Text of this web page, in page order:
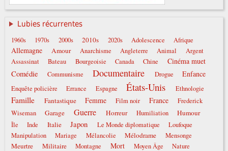
Lubies récurrentes
1960s 1970s 2000s 2010s 2020s Adolescence Afrique
Allemagne Amour Anarchisme Angleterre Animal
Argent
Assassinat
Bateau Bourgeoisie Canada Chine Cinéma muet
Comédie Communisme Documentaire Drogue Enfance
Enquête policière Errance Espagne États-Unis Ethnologie
Famille Fantastique Femme Film noir France
Frederick
Wiseman
Garage Guerre Horreur Humiliation Humour
Île Inde Italie Japon Le Monde diplomatique
Loufoque
Manipulation
Mariage Mélancolie Mélodrame Mensonge
Meurtre Militaire Montagne Mort Moyen Âge
Nature